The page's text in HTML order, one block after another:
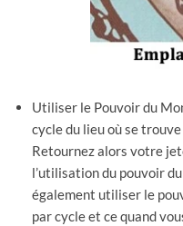
Utiliser le Pouvoir du
cycle du lieu où se
Retournez alors votre
l’utilisation du pouvoir
également utiliser le
par cycle et ce quand